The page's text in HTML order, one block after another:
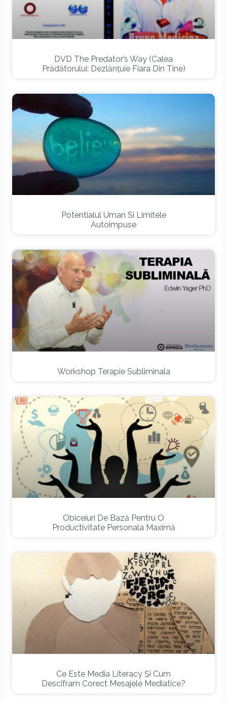
DVD The Predator’s Way (Calea
Prădătorului: Dezlănțuie Fiara Din Tine)
Potentialul Uman Si Limitele
Autoimpuse
Workshop Terapie Subliminala
Obiceiuri De Bază Pentru O
Productivitate Personala Maximă
Ce Este Media Literacy Și Cum
Descifram Corect Mesajele Mediatice?